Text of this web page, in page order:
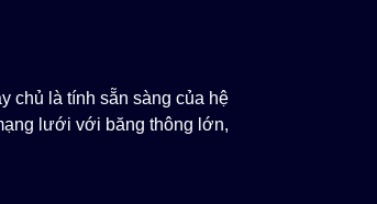
chủ là tính sẵn sàng của hệ
lưới với băng thông lớn,